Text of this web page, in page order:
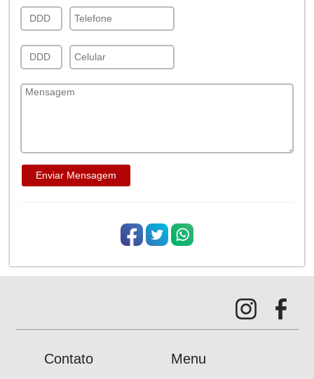
Contato Menu